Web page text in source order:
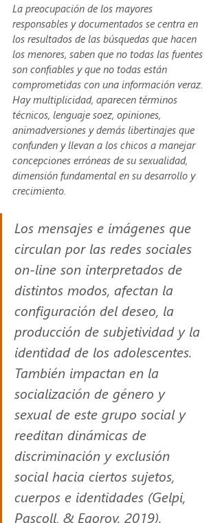
La preocupación de los mayores
responsables y documentados se centra en
los resultados de las búsquedas que hacen
los menores, saben que no todas las fuentes
son confiables y que no todas están
comprometidas con una información veraz.
Hay multiplicidad, aparecen términos
técnicos, lenguaje soez, opiniones,
animadversiones y demás libertinajes que
confunden y llevan a los chicos a manejar
concepciones erróneas de su sexualidad,
dimensión fundamental en su desarrollo y
crecimiento.
Los mensajes e imágenes que
circulan por las redes sociales
on-line son interpretados de
distintos modos, afectan la
configuración del deseo, la
producción de subjetividad y la
identidad de los adolescentes.
También impactan en la
socialización de género y
sexual de este grupo social y
reeditan dinámicas de
discriminación y exclusión
social hacia ciertos sujetos,
cuerpos e identidades (Gelpi,
Pascoll, & Egorov. 2019).